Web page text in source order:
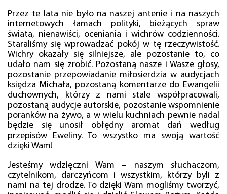
Przez te lata nie było na naszej antenie i na naszych
internetowych łamach polityki, bieżących spraw
świata, nienawiści, oceniania i wichrów codzienności.
Staraliśmy się wprowadzać pokój w tę rzeczywistość.
Wichry okazały się silniejsze, ale pozostanie to, co
udało nam się zrobić. Pozostaną nasze i Wasze głosy,
pozostanie przepowiadanie miłosierdzia w audycjach
księdza Michała, pozostaną komentarze do Ewangelii
duchownych, którzy z nami stale współpracowali,
pozostaną audycje autorskie, pozostanie wspomnienie
poranków na żywo, a w wielu kuchniach pewnie nadal
będzie się unosił obłędny aromat dań według
przepisów Eweliny. To wszystko ma swoją wartość
dzięki Wam!
Jesteśmy wdzięczni Wam – naszym słuchaczom,
czytelnikom, darczyńcom i wszystkim, którzy byli z
nami na tej drodze. To dzięki Wam mogliśmy tworzyć,